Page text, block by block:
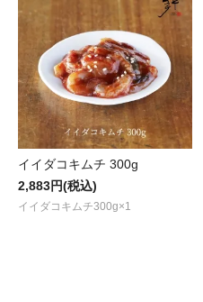
イイダコキムチ 300g
2,883円(税込)
イイダコキムチ300g×1